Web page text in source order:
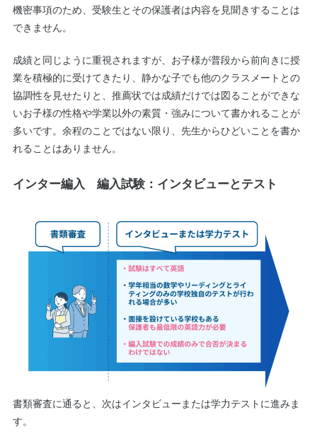
機密事項のため、受験生とその保護者は内容を見聞きすることは
できません。
成績と同じように重視されますが、お子様が普段から前向きに授
業を積極的に受けてきたり、静かな子でも他のクラスメートとの
協調性を見せたりと、推薦状では成績だけでは図ることができな
いお子様の性格や学業以外の素質・強みについて書かれることが
多いです。余程のことではない限り、先生からひどいことを書か
れることはありません。
インター編入 編入試験：インタビューとテスト
書類審査に通ると、次はインタビューまたは学力テストに進みま
す。